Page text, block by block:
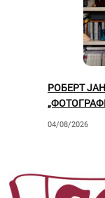
РОБЕРТ
04/08/2026